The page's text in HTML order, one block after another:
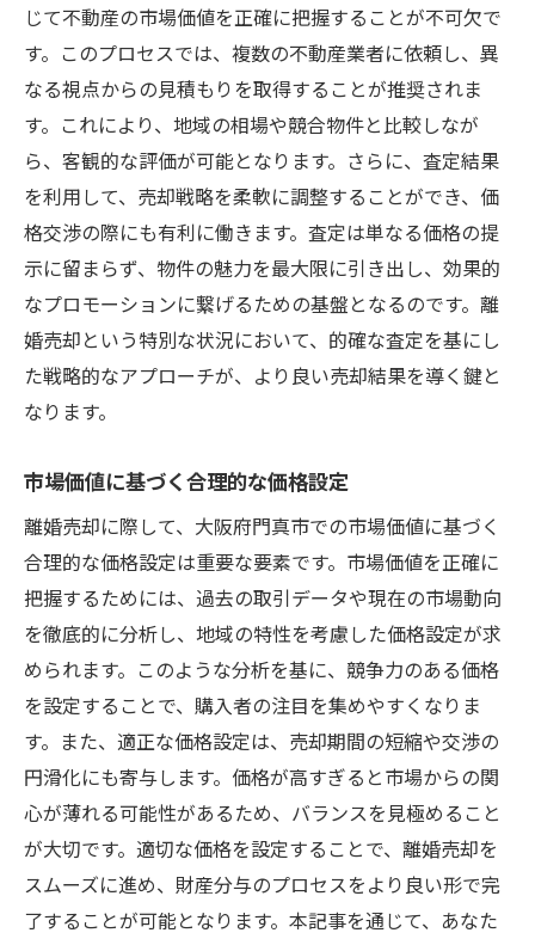
じて不動産の市場価値を正確に把握することが不可欠で
す。このプロセスでは、複数の不動産業者に依頼し、異
なる視点からの見積もりを取得することが推奨されま
す。これにより、地域の相場や競合物件と比較しなが
ら、客観的な評価が可能となります。さらに、査定結果
を利用して、売却戦略を柔軟に調整することができ、価
格交渉の際にも有利に働きます。査定は単なる価格の提
示に留まらず、物件の魅力を最大限に引き出し、効果的
なプロモーションに繋げるための基盤となるのです。離
婚売却という特別な状況において、的確な査定を基にし
た戦略的なアプローチが、より良い売却結果を導く鍵と
なります。
市場価値に基づく合理的な価格設定
離婚売却に際して、大阪府門真市での市場価値に基づく
合理的な価格設定は重要な要素です。市場価値を正確に
把握するためには、過去の取引データや現在の市場動向
を徹底的に分析し、地域の特性を考慮した価格設定が求
められます。このような分析を基に、競争力のある価格
を設定することで、購入者の注目を集めやすくなりま
す。また、適正な価格設定は、売却期間の短縮や交渉の
円滑化にも寄与します。価格が高すぎると市場からの関
心が薄れる可能性があるため、バランスを見極めること
が大切です。適切な価格を設定することで、離婚売却を
スムーズに進め、財産分与のプロセスをより良い形で完
了することが可能となります。本記事を通じて、あなた